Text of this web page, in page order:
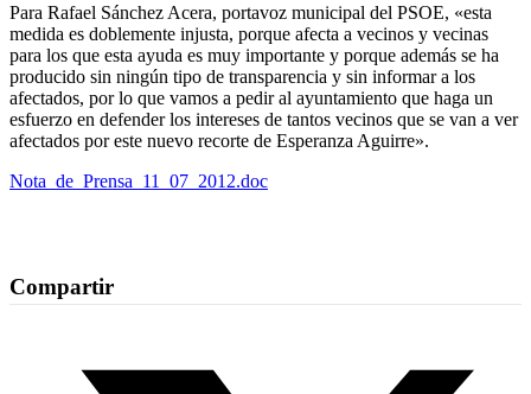
Para Rafael Sánchez Acera, portavoz municipal del PSOE, «esta
medida es doblemente injusta, porque afecta a vecinos y vecinas
para los que esta ayuda es muy importante y porque además se ha
producido sin ningún tipo de transparencia y sin informar a los
afectados, por lo que vamos a pedir al ayuntamiento que haga un
esfuerzo en defender los intereses de tantos vecinos que se van a ver
afectados por este nuevo recorte de Esperanza Aguirre».
Nota_de_Prensa_11_07_2012.doc
Compartir